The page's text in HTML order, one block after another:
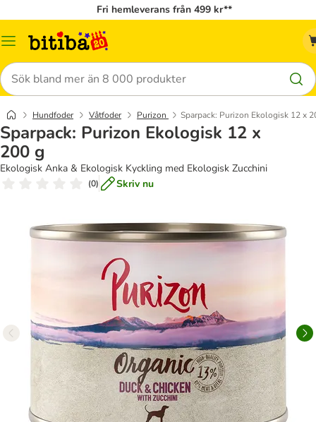
Fri hemleverans från 499 kr**
Meny
Sök
Hundfoder Våtfoder Purizon Sparpack: Purizon Ekologisk 12 x
Sparpack: Purizon Ekologisk 12 x
200 g
Ekologisk Anka & Ekologisk Kyckling med Ekologisk Zucchini
(0) Skriv nu